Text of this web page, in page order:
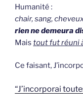
Humanité :
chair, sang,
rien ne demeura
Mais tout fut réuni
Ce faisant,
“J’incorporai